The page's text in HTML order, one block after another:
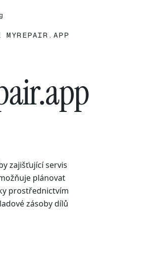
zajišťující servis
plánovat
prostřednictvím
zásoby dílů